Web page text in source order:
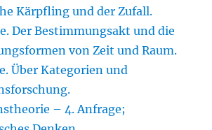
Kärpfling und der Zufall.
Der Bestimmungsakt und die
von Zeit und Raum.
Über Kategorien und
– 4. Anfrage;